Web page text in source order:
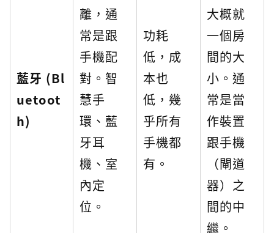
藍牙 (Bl
uetoot
h)
離，通
常是跟
手機配
對。智
慧手
環、藍
牙耳
機、室
內定
位。
功耗
低，成
本也
低，幾
乎所有
手機都
有。
大概就
一個房
間的大
小。通
常是當
作裝置
跟手機
（閘道
器）之
間的中
繼。